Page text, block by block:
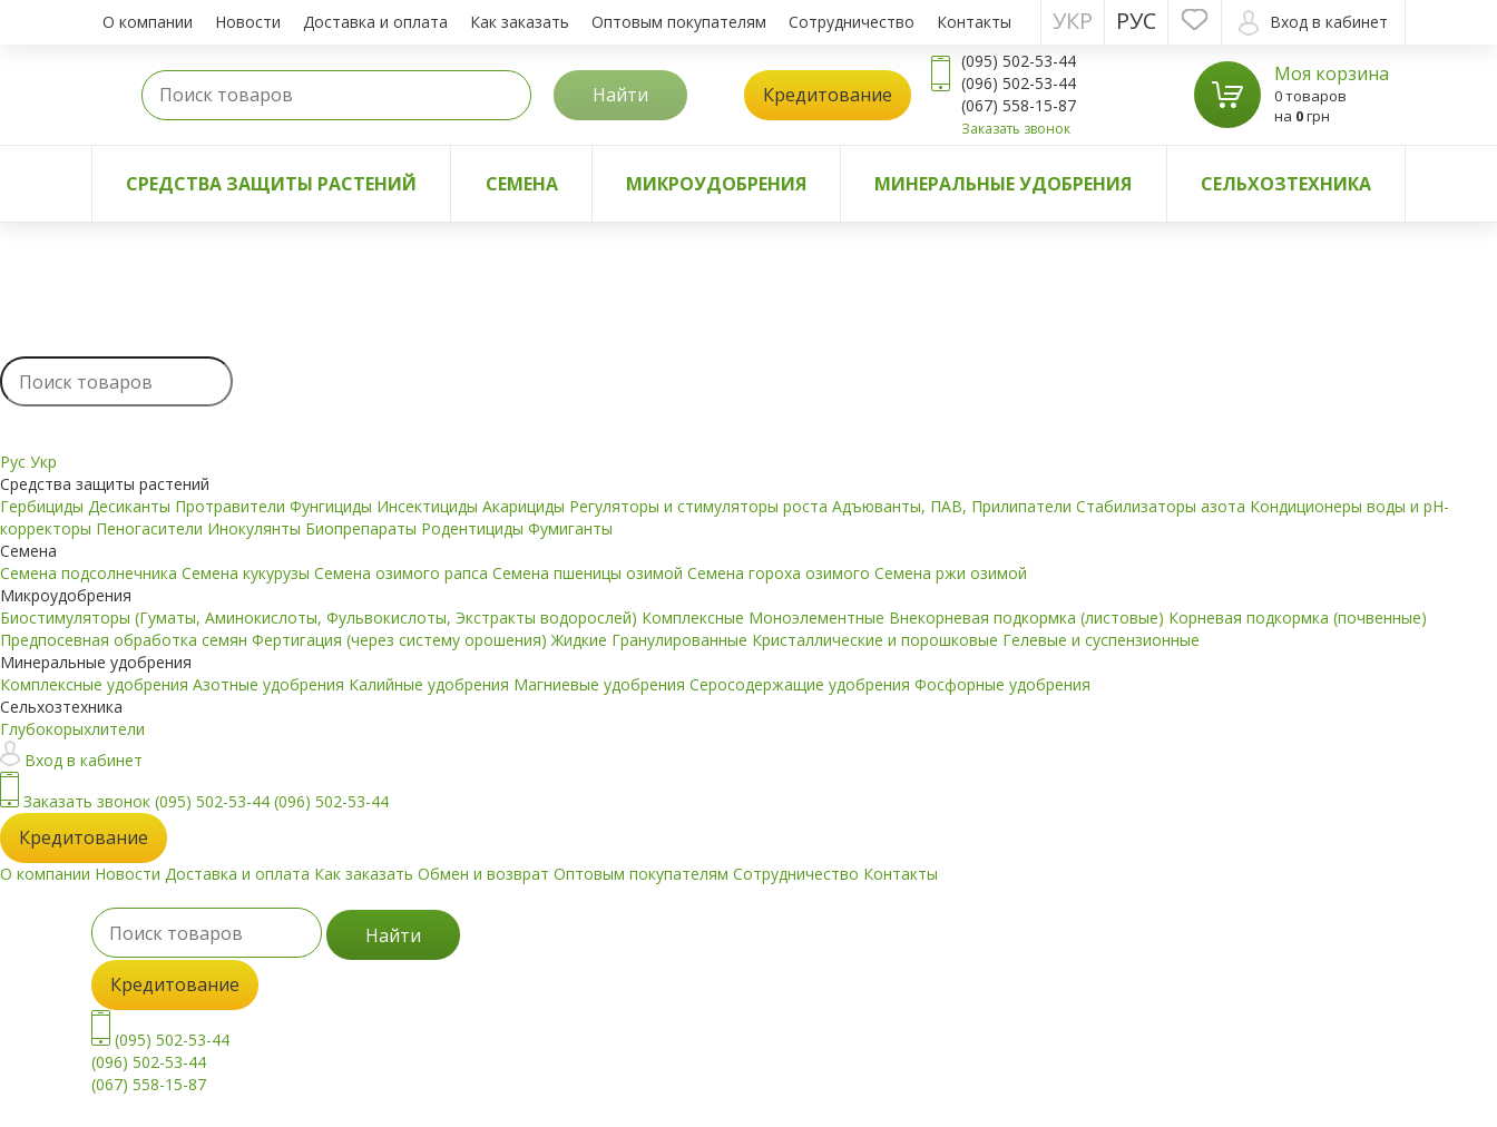
О компании Новости Доставка и оплата Как заказать Оптовым покупателям Сотрудничество Контакты Вход в кабинет
РУС
УКР
Найти Кредитование
(095) 502-53-44
(096) 502-53-44
(067) 558-15-87
Заказать звонок
Моя корзина
0 товаров
на 0грн
СРЕДСТВА ЗАЩИТЫ РАСТЕНИЙ СЕМЕНА МИКРОУДОБРЕНИЯ МИНЕРАЛЬНЫЕ УДОБРЕНИЯ СЕЛЬХОЗТЕХНИКА
Рус Укр
Средства защиты растений
Гербициды Десиканты Протравители Фунгициды Инсектициды Акарициды Регуляторы и стимуляторы роста Адъюванты, ПАВ, Прилипатели Стабилизаторы азота Кондиционеры воды и pH-
корректоры Пеногасители Инокулянты Биопрепараты Родентициды Фумиганты
Семена
Семена подсолнечника Семена кукурузы Семена озимого рапса Семена пшеницы озимой Семена гороха озимого Семена ржи озимой
Микроудобрения
Биостимуляторы (Гуматы, Аминокислоты, Фульвокислоты, Экстракты водорослей) Комплексные Моноэлементные Внекорневая подкормка (листовые) Корневая подкормка (почвенные)
Предпосевная обработка семян Фертигация (через систему орошения)Жидкие Гранулированные Кристаллические и порошковые Гелевые и суспензионные
Минеральные удобрения
Комплексные удобрения Азотные удобрения Калийные удобрения Магниевые удобрения Серосодержащие удобрения Фосфорные удобрения
Сельхозтехника
Глубокорыхлители
Вход в кабинет
Заказать звонок (095) 502-53-44 (096) 502-53-44
Кредитование
О компании Новости Доставка и оплата Как заказать Обмен и возврат Оптовым покупателям Сотрудничество Контакты
Найти
Кредитование
(095) 502-53-44
(096) 502-53-44
(067) 558-15-87